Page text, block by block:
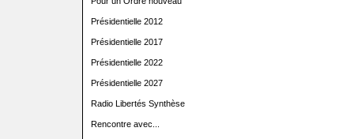
Présidentielle 2012
Présidentielle 2017
Présidentielle 2022
Présidentielle 2027
Radio Libertés Synthèse
Rencontre avec...